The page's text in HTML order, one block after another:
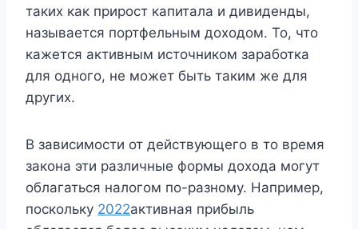
таких как прирост капитала и дивиденды,
называется портфельным доходом. То, что
кажется активным источником заработка
для одного, не может быть таким же для
других.
В зависимости от действующего в то время
закона эти различные формы дохода могут
облагаться налогом по-разному. Например,
поскольку 2022активная прибыль